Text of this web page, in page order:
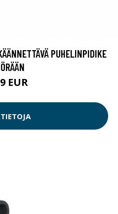
PUHELINPIDIKE
EUR